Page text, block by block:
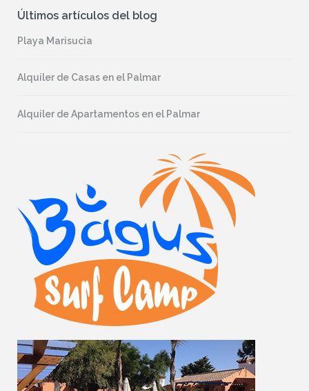
Últimos artículos del blog
Playa Marisucia
Alquiler de Casas en el Palmar
Alquiler de Apartamentos en el Palmar